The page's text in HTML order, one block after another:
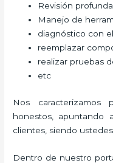
Revisión
Manejo de
diagnóstico con
reemplazar
realizar pruebas
etc
Nos caracterizamos
honestos, apuntando
clientes, siendo
Dentro de nuestro